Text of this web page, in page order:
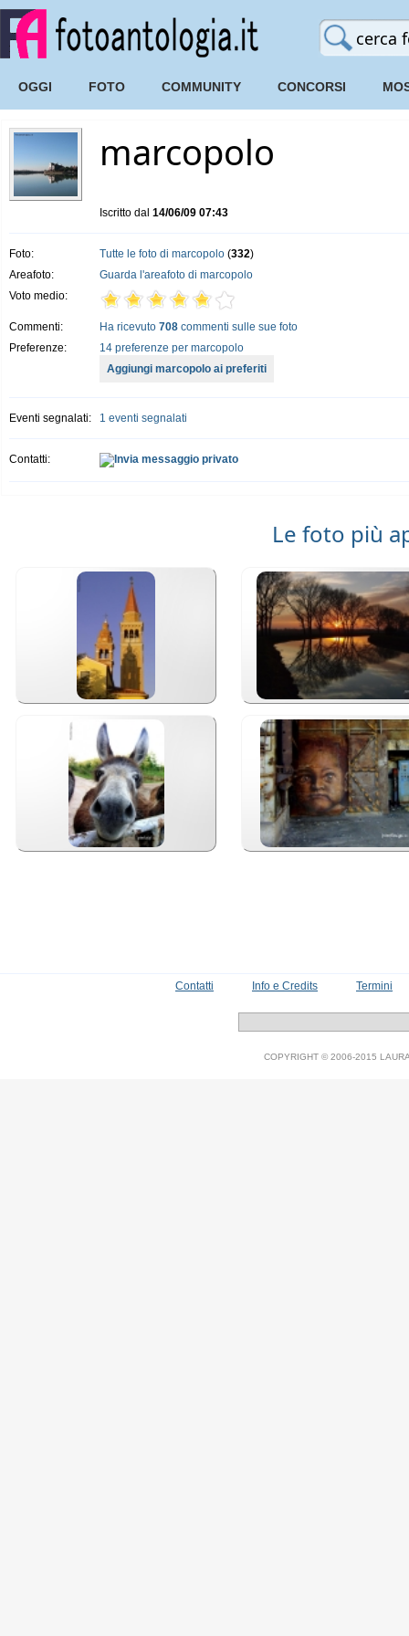
OGGI FOTO COMMUNITY CONCORSI
marcopolo
Iscritto dal 14/06/09 07:43
Foto: Tutte le foto di marcopolo (332)
Areafoto:
Guarda l'areafoto di marcopolo
Voto medio:
Commenti: Ha ricevuto 708 commenti sulle sue foto
Preferenze:
14 preferenze per marcopolo
Aggiungi marcopolo ai preferiti
Eventi segnalati: 1 eventi segnalati
Contatti:
Le foto più
Contatti Info e Credits Termini
COPYRIGHT © 2006-2015